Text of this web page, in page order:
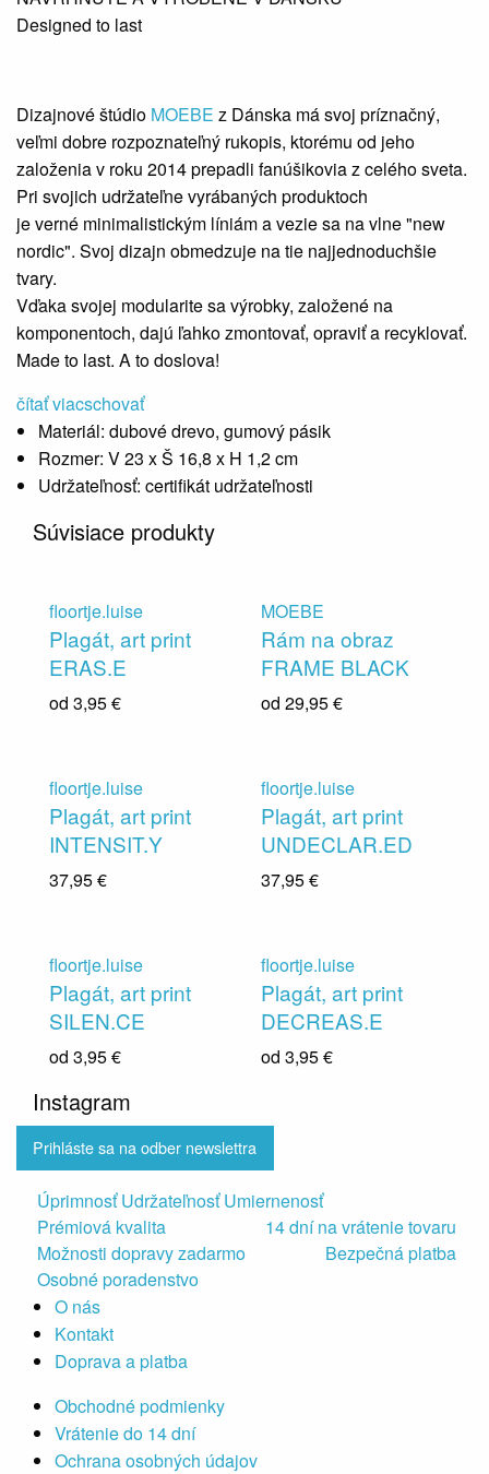
Designed to last
Dizajnové štúdio MOEBE z Dánska má svoj príznačný,
veľmi dobre rozpoznateľný rukopis, ktorému od jeho
založenia v roku 2014 prepadli fanúšikovia z celého sveta.
Pri svojich udržateľne vyrábaných produktoch
je verné minimalistickým líniám a vezie sa na vlne "new
nordic". Svoj dizajn obmedzuje na tie najjednoduchšie
tvary.
Vďaka svojej modularite sa výrobky, založené na
komponentoch, dajú ľahko zmontovať, opraviť a recyklovať.
Made to last. A to doslova!
čítať viacschovať
Materiál: dubové drevo, gumový pásik
Rozmer: V 23 x Š 16,8 x H 1,2 cm
Udržateľnosť: certifikát udržateľnosti
Súvisiace produkty
floortje.luise
Plagát, art print
ERAS.E
od 3,95 €
MOEBE
Rám na obraz
FRAME BLACK
od 29,95 €
floortje.luise
Plagát, art print
INTENSIT.Y
37,95 €
floortje.luise
Plagát, art print
UNDECLAR.ED
37,95 €
floortje.luise
Plagát, art print
SILEN.CE
od 3,95 €
floortje.luise
Plagát, art print
DECREAS.E
od 3,95 €
Instagram
Prihláste sa na odber newslettra
Úprimnosť Udržateľnosť Umiernenosť
Prémiová kvalita
14 dní na vrátenie tovaru
Možnosti dopravy zadarmo
Bezpečná platba
Osobné poradenstvo
O nás
Kontakt
Doprava a platba
Obchodné podmienky
Vrátenie do 14 dní
Ochrana osobných údajov